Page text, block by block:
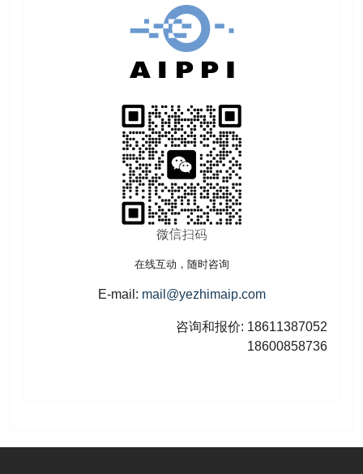
在线互动，随时咨询
E-mail: mail@yezhimaip.com
咨询和报价: 18611387052
18600858736